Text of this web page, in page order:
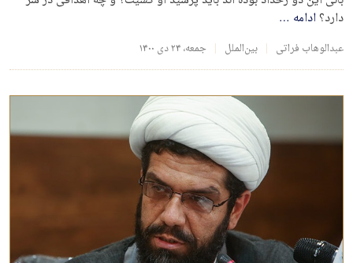
دارد؟ادامه …
عبدالوهاب فراتی بین‌الملل جمعه، ۲۴ دی ۱۴۰۰